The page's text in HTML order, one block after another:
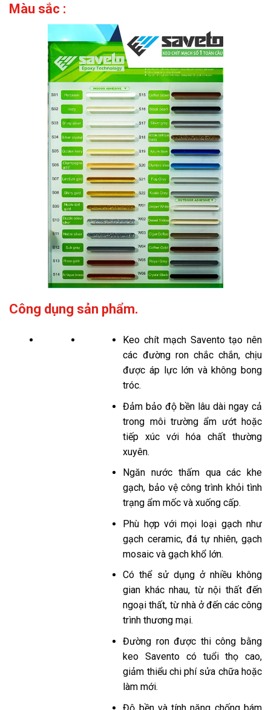
Màu sắc :
Công dụng sản phẩm.
Keo chít mạch Savento tạo nên
các đường ron chắc chắn, chịu
được áp lực lớn và không bong
tróc.
Đảm bảo độ bền lâu dài ngay cả
trong môi trường ẩm ướt hoặc
tiếp xúc với hóa chất thường
xuyên.
Ngăn nước thấm qua các khe
gạch, bảo vệ công trình khỏi tình
trạng ẩm mốc và xuống cấp.
Phù hợp với mọi loại gạch như
gạch ceramic, đá tự nhiên, gạch
mosaic và gạch khổ lớn.
Có thể sử dụng ở nhiều không
gian khác nhau, từ nội thất đến
ngoại thất, từ nhà ở đến các công
trình thương mại.
Đường ron được thi công bằng
keo Savento có tuổi thọ cao,
giảm thiểu chi phí sửa chữa hoặc
làm mới.
Độ bền và tính năng chống bám